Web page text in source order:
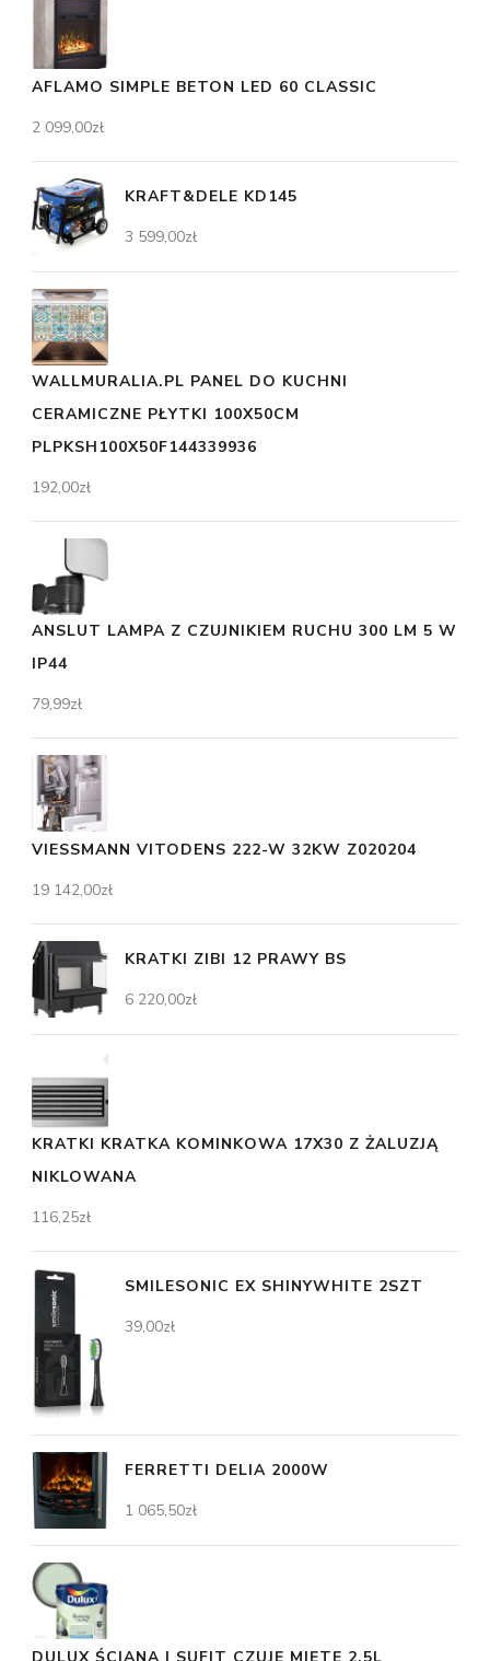
AFLAMO SIMPLE BETON LED 60 CLASSIC
2 099,00zł
KRAFT&DELE KD145
3 599,00zł
WALLMURALIA.PL PANEL DO KUCHNI
CERAMICZNE PŁYTKI 100X50CM
PLPKSH100X50F144339936
192,00zł
ANSLUT LAMPA Z CZUJNIKIEM RUCHU 300 LM 5 W
IP44
79,99zł
VIESSMANN VITODENS 222-W 32KW Z020204
19 142,00zł
KRATKI ZIBI 12 PRAWY BS
6 220,00zł
KRATKI KRATKA KOMINKOWA 17X30 Z ŻALUZJĄ
NIKLOWANA
116,25zł
SMILESONIC EX SHINYWHITE 2SZT
39,00zł
FERRETTI DELIA 2000W
1 065,50zł